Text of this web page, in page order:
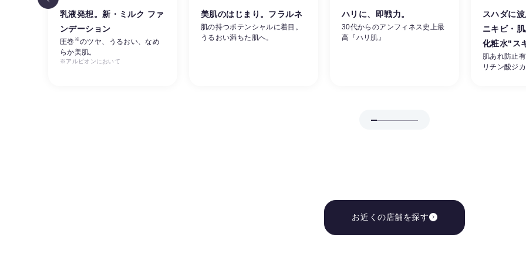
乳液発想。新・ミルク ファ
ンデーション
圧巻 ※のツヤ、うるおい、なめ
らか美肌。
※アルビオンにおいて
美肌のはじまり。フラルネ
肌の持つポテンシャルに着目。
うるおい満ちた肌へ。
ハリに、即戦力。
30代からのアンフィネス史上最
高『ハリ肌』
スハダに
ニキビ・
化粧水"ス
肌あれ防止
リチン酸ジ
お近くの店舗を探す